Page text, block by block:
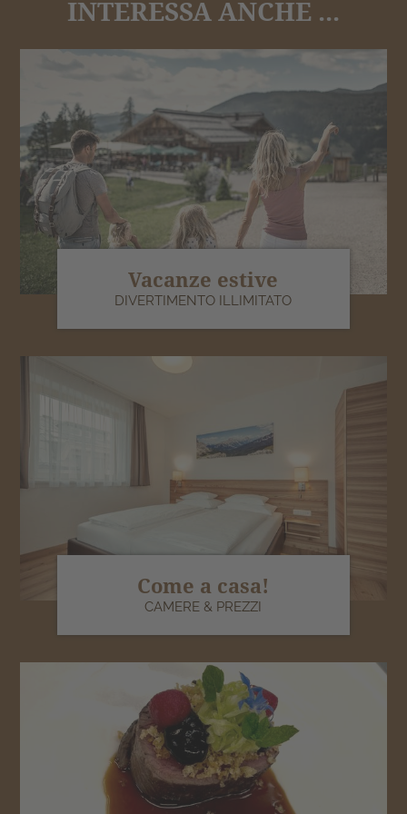
INTERESSA ANCHE ...
Vacanze estive
DIVERTIMENTO ILLIMITATO
Come a casa!
CAMERE & PREZZI